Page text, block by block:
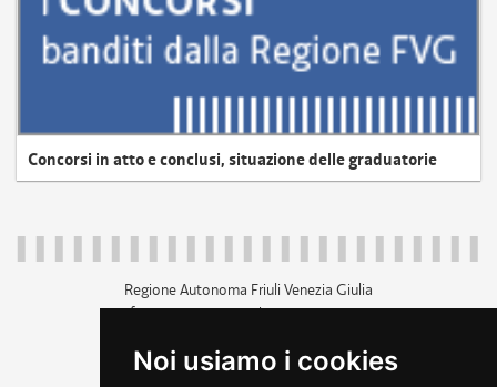
Noi usiamo i cookies
Concorsi in atto e conclusi, situazione delle graduatorie
Regione Autonoma Friuli Venezia Giulia
c.f. 80014930327; p.iva 00526040324
+39 040 3771111